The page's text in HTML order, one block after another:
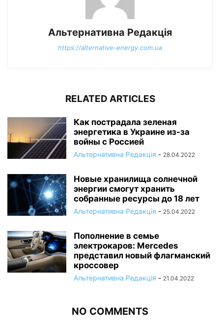
Альтернативна Редакція
https://alternative-energy.com.ua
RELATED ARTICLES
Как пострадала зеленая
энергетика в Украине из-за
войны с Россией
Альтернативна Редакція - 28.04.2022
Новые хранилища солнечной
энергии смогут хранить
собранные ресурсы до 18 лет
Альтернативна Редакція - 25.04.2022
Пополнение в семье
электрокаров: Mercedes
представил новый флагманский
кроссовер
Альтернативна Редакція - 21.04.2022
NO COMMENTS